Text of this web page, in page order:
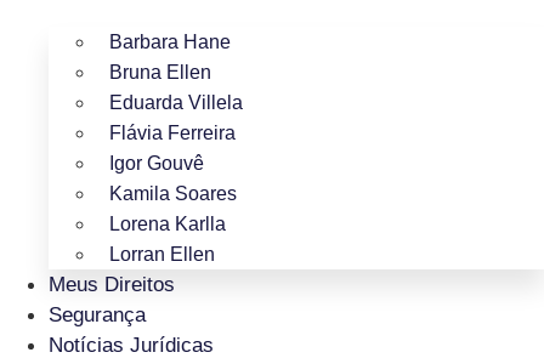
Barbara Hane
Bruna Ellen
Eduarda Villela
Flávia Ferreira
Igor Gouvê
Kamila Soares
Lorena Karlla
Lorran Ellen
Meus Direitos
Segurança
Notícias Jurídicas